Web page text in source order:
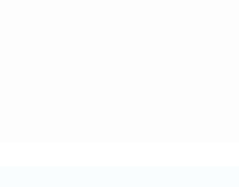
ลในหนังสือชี้ชวน และคู่มือการลงทุน
งทุนอาจจะขาดทุน หรือได้รับกำไร